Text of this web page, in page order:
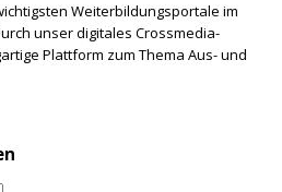
Weiterbildungsportale im
unser digitales Crossmedia-
Plattform zum Thema Aus- und